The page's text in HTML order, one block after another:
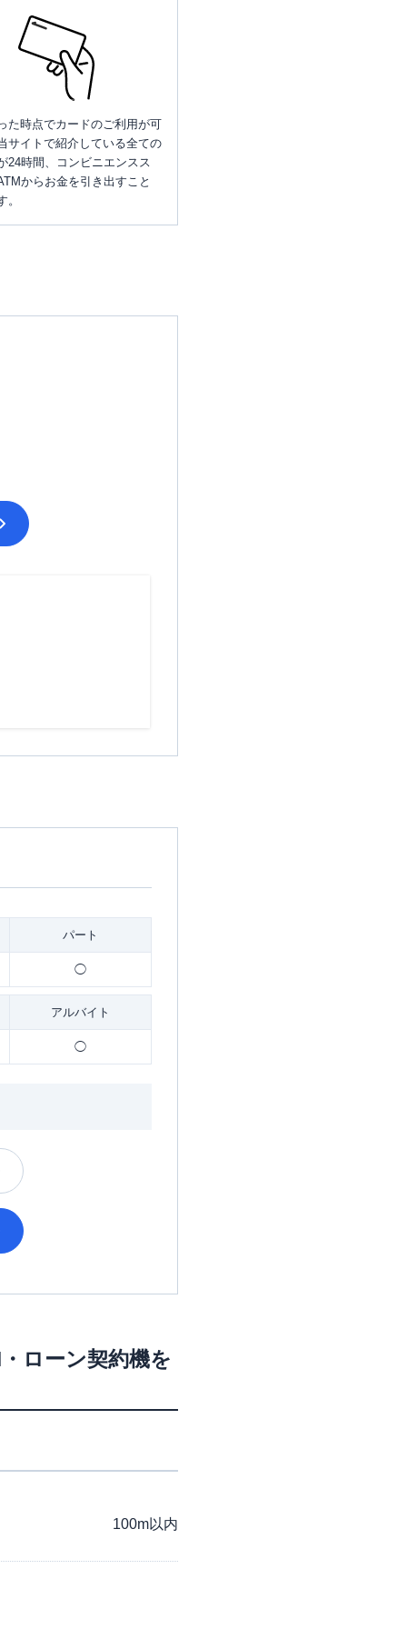
た時点でカードのご利用が可
サイトで紹介している全ての
24時間、コンビニエンスス
からお金を引き出すこと
。
パート
◯
アルバイト
◯
ローン契約機を
100m以内